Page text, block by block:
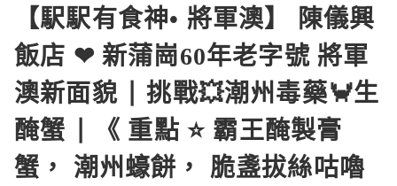
【駅駅有食神• 將軍澳】 陳儀興
飯店 ❤ 新蒲崗60年老字號 將軍
澳新面貌 | 挑戰💥潮州毒藥🦀生
醃蟹 | 《 重點 ⭐ 霸王醃製膏
蟹， 潮州蠔餅， 脆盞拔絲咕嚕